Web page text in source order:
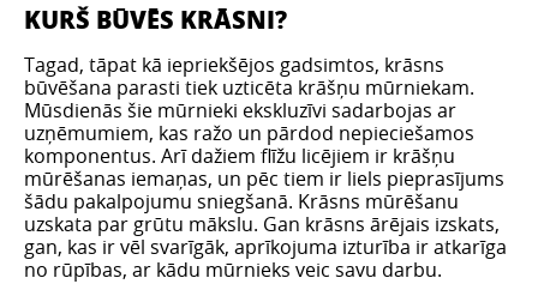
KURŠ BŪVĒS KRĀSNI?
Tagad, tāpat kā iepriekšējos gadsimtos, krāsns
būvēšana parasti tiek uzticēta krāšņu mūrniekam.
Mūsdienās šie mūrnieki ekskluzīvi sadarbojas ar
uzņēmumiem, kas ražo un pārdod nepieciešamos
komponentus. Arī dažiem flīžu licējiem ir krāšņu
mūrēšanas iemaņas, un pēc tiem ir liels pieprasījums
šādu pakalpojumu sniegšanā. Krāsns mūrēšanu
uzskata par grūtu mākslu. Gan krāsns ārējais izskats,
gan, kas ir vēl svarīgāk, aprīkojuma izturība ir atkarīga
no rūpības, ar kādu mūrnieks veic savu darbu.